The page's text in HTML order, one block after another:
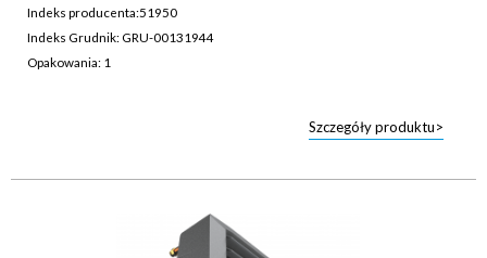
Indeks producenta:51950
Indeks Grudnik: GRU-00131944
Opakowania: 1
Szczegóły produktu>